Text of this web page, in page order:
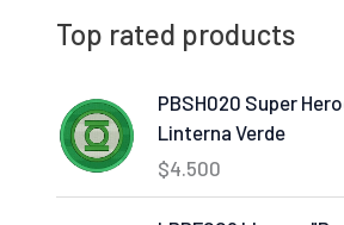
Top rated products
PBSH020 Super
Linterna Verde
$4.500